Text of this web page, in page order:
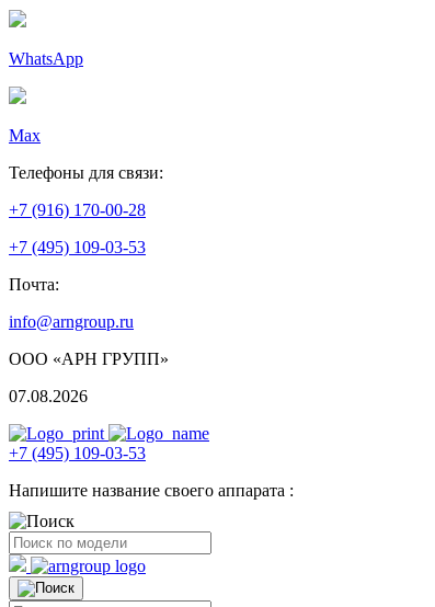
WhatsApp
Max
Телефоны для связи:
+7 (916) 170-00-28
+7 (495) 109-03-53
Почта:
info@arngroup.ru
ООО «АРН ГРУПП»
07.08.2026
+7 (495) 109-03-53
Напишите название своего аппарата :